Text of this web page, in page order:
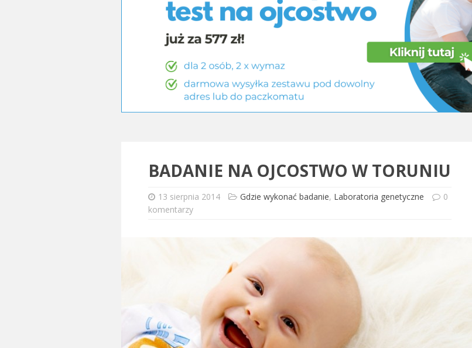
BADANIE NA OJCOSTWO W TORUNIU
13 sierpnia 2014 Gdzie wykonać badanie, Laboratoria genetyczne
0
komentarzy